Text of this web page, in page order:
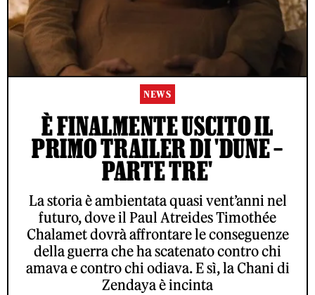
NEWS
È FINALMENTE USCITO IL
PRIMO TRAILER DI 'DUNE –
PARTE TRE'
La storia è ambientata quasi vent’anni nel
futuro, dove il Paul Atreides Timothée
Chalamet dovrà affrontare le conseguenze
della guerra che ha scatenato contro chi
amava e contro chi odiava. E sì, la Chani di
Zendaya è incinta